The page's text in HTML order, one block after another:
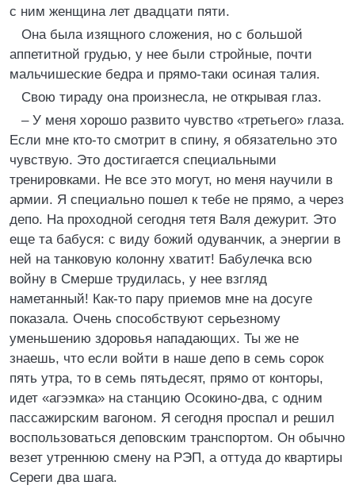
с ним женщина лет двадцати пяти.
Она была изящного сложения, но с большой
аппетитной грудью, у нее были стройные, почти
мальчишеские бедра и прямо-таки осиная талия.
Свою тираду она произнесла, не открывая глаз.
– У меня хорошо развито чувство «третьего» глаза.
Если мне кто-то смотрит в спину, я обязательно это
чувствую. Это достигается специальными
тренировками. Не все это могут, но меня научили в
армии. Я специально пошел к тебе не прямо, а через
депо. На проходной сегодня тетя Валя дежурит. Это
еще та бабуся: с виду божий одуванчик, а энергии в
ней на танковую колонну хватит! Бабулечка всю
войну в Смерше трудилась, у нее взгляд
наметанный! Как-то пару приемов мне на досуге
показала. Очень способствуют серьезному
уменьшению здоровья нападающих. Ты же не
знаешь, что если войти в наше депо в семь сорок
пять утра, то в семь пятьдесят, прямо от конторы,
идет «агээмка» на станцию Осокино-два, с одним
пассажирским вагоном. Я сегодня проспал и решил
воспользоваться деповским транспортом. Он обычно
везет утреннюю смену на РЭП, а оттуда до квартиры
Сереги два шага.